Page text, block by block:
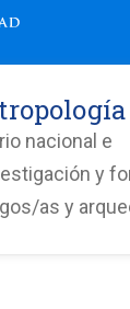
nacional e
y
as y